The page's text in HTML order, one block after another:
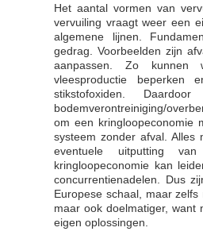
Het aantal vormen van
vervuiling vraagt weer een
algemene lijnen.
gedrag. Voorbeelden zijn
aanpassen. Zo
vleesproductie
stikstofoxiden.
bodemverontreiniging/
om een kringloopeconomie
systeem zonder afval.
eventuele uitputting
kringloopeconomie kan
concurrentienadelen. Dus
Europese schaal, maar
maar ook doelmatiger, want
eigen oplossingen.